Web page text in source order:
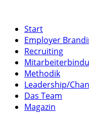
Start
Employer
Recruiting
Methodik
Leadership/
Das Team
Magazin